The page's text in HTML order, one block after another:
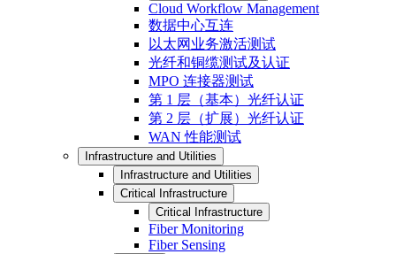
Cloud Workflow Management
数据中心互连
以太网业务激活测试
光纤和铜缆测试及认证
MPO 连接器测试
第 1 层（基本）光纤认证
第 2 层（扩展）光纤认证
WAN 性能测试
Infrastructure and Utilities
Infrastructure and Utilities
Critical Infrastructure
Critical Infrastructure
Fiber Monitoring
Fiber Sensing